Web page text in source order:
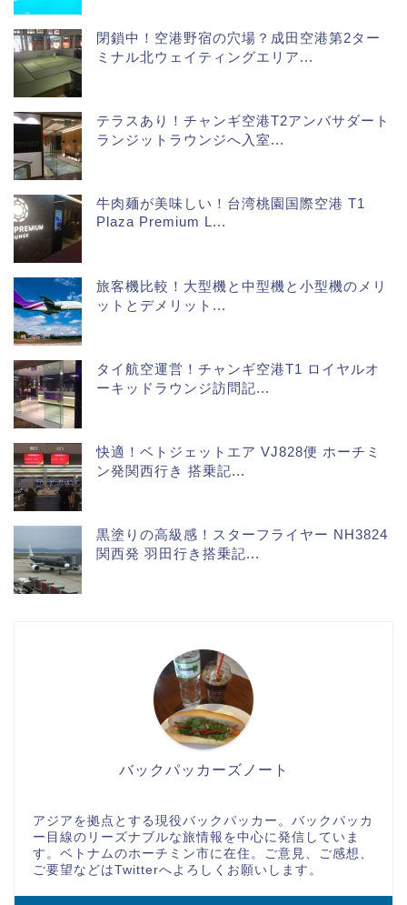
閉鎖中！空港野宿の穴場？成田空港第2ター
ミナル北ウェイティングエリア...
テラスあり！チャンギ空港T2アンバサダート
ランジットラウンジへ入室...
牛肉麺が美味しい！台湾桃園国際空港 T1
Plaza Premium L...
旅客機比較！大型機と中型機と小型機のメリ
ットとデメリット...
タイ航空運営！チャンギ空港T1 ロイヤルオ
ーキッドラウンジ訪問記...
快適！ベトジェットエア VJ828便 ホーチミ
ン発関西行き 搭乗記...
黒塗りの高級感！スターフライヤー NH3824
関西発 羽田行き搭乗記...
バックパッカーズノート
アジアを拠点とする現役バックパッカー。バックパッカ
ー目線のリーズナブルな旅情報を中心に発信していま
す。ベトナムのホーチミン市に在住。ご意見、ご感想、
ご要望などはTwitterへよろしくお願いします。